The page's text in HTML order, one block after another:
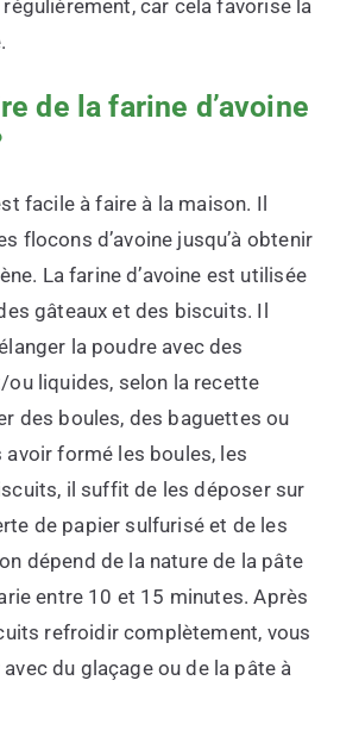
régulièrement, car cela favorise la
de la farine d’avoine
facile à faire à la maison. Il
flocons d’avoine jusqu’à obtenir
La farine d’avoine est utilisée
gâteaux et des biscuits. Il
la poudre avec des
liquides, selon la recette
des boules, des baguettes ou
formé les boules, les
il suffit de les déposer sur
de papier sulfurisé et de les
dépend de la nature de la pâte
entre 10 et 15 minutes. Après
refroidir complètement, vous
du glaçage ou de la pâte à